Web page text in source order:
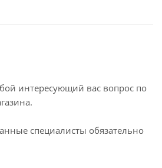
интересующий вас вопрос по
специалисты обязательно